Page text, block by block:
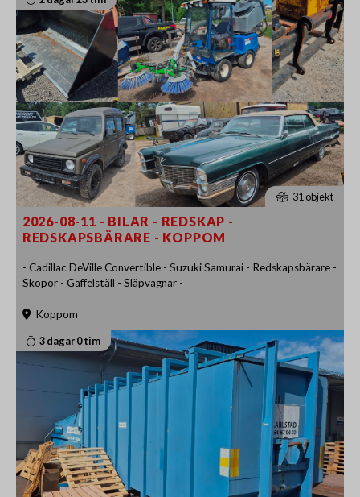
31 objekt
2026-08-11 - BILAR - REDSKAP -
REDSKAPSBÄRARE - KOPPOM
- Cadillac DeVille Convertible - Suzuki Samurai - Redskapsbärare -
Skopor - Gaffelställ - Släpvagnar -
Koppom
3 dagar 0 tim